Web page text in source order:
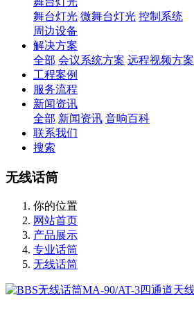
舞台灯光 微舞台灯光 控制系统
周边设备
解决方案
全部 会议系统方案 远程视频方案
工程案例
服务流程
新闻资讯
全部 新闻资讯 音响百科
联系我们
搜索
无线话筒
你的位置
网站首页
产品展示
专业话筒
无线话筒